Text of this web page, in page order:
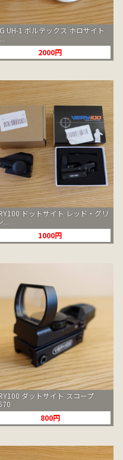
UH-1 ボルテックス ホロサイト
2000円
ドットサイト レッド・グリ
...
1000円
ダットサイト スコープ
800円